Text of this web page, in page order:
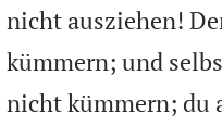
nicht ausziehen!
kümmern; und
nicht kümmern; du